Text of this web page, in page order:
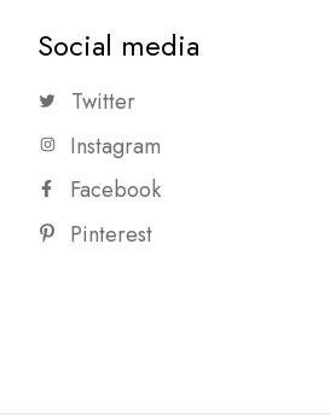
Social media
Twitter
Instagram
Facebook
Pinterest